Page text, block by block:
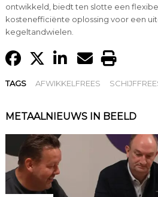
ontwikkeld, biedt ten slotte een
kostenefficiënte oplossing voor een
kegeltandwielen.
TAGS AFWIKKELFREES
METAALNIEUWS IN BEELD